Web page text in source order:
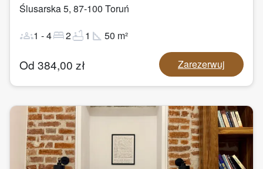
Ślusarska 5, 87-100 Toruń
groups1 -4bed2bathtub1 square_foot 50 m²
Od 384,00 zł Zarezerwuj